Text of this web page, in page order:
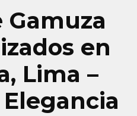
Gamuza
en
Lima –